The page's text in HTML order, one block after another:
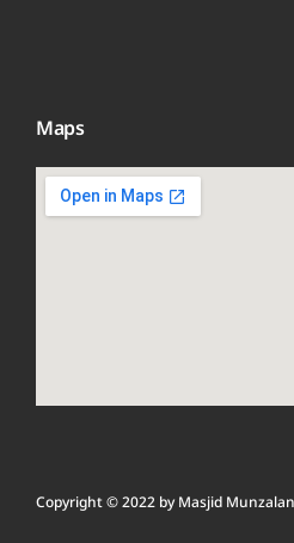
Maps
Copyright © 2022 byMasjid